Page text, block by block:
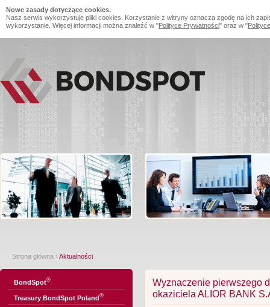
Nowe zasady dotyczące cookies.
Nasz serwis wykorzystuje pliki cookies. Korzystanie z witryny oznacza zgodę na ich
wykorzystanie. Więcej informacji można znaleźć w "Polityce Prywatności" oraz w "
Strona główna › Aktualności
BondSpot®
Treasury BondSpot Poland®
Wyznaczenie pierwszego
okaziciela ALIOR BANK